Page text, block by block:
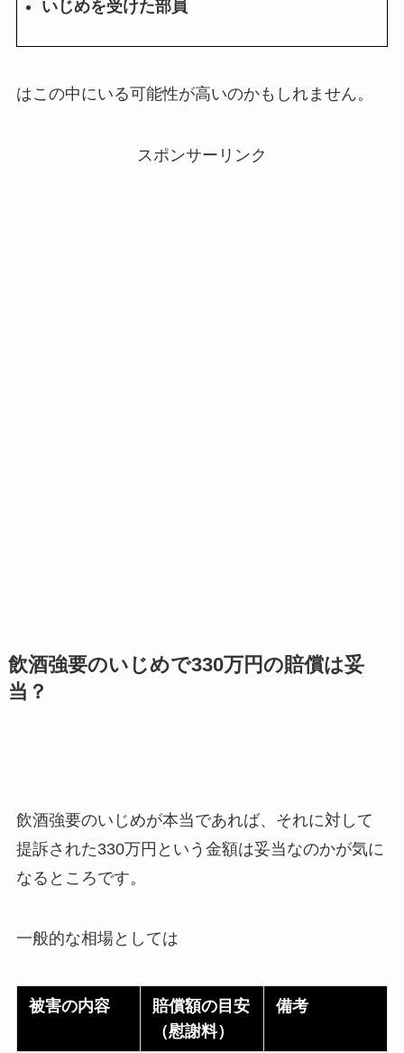
いじめを受けた部員
はこの中にいる可能性が高いのかもしれません。
スポンサーリンク
飲酒強要のいじめで330万円の賠償は妥
当？
飲酒強要のいじめが本当であれば、それに対して
提訴された330万円という金額は妥当なのかが気に
なるところです。
一般的な相場としては
被害の内容
賠償額の目安
（慰謝料）
備考